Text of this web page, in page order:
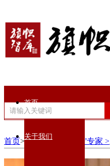
首页
关于我们
首页>智库专家> “双碳”专家 >